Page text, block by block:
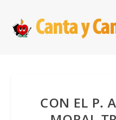
CON EL P.